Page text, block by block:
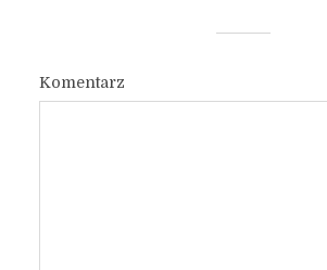
Komentarz